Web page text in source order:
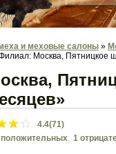
и меховые салоны »
Москва, Пятницкое
4.4(71)
положительных, 1